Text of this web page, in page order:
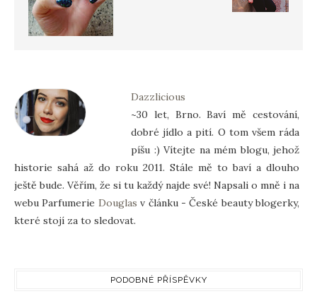
Dazzlicious
~30 let, Brno. Baví mě cestování,
dobré jídlo a pití. O tom všem ráda
píšu :) Vítejte na mém blogu, jehož
historie sahá až do roku 2011. Stále mě to baví a dlouho
ještě bude. Věřím, že si tu každý najde své! Napsali o mně i na
webu Parfumerie Douglas v článku - České beauty blogerky,
které stojí za to sledovat.
PODOBNÉ PŘÍSPĚVKY